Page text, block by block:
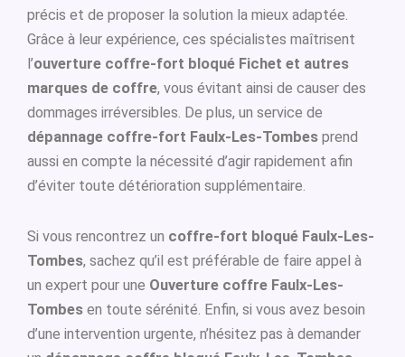
précis et de proposer la solution la mieux adaptée.
Grâce à leur expérience, ces spécialistes maîtrisent
l’ouverture coffre-fort bloqué Fichet et autres
marques de coffre, vous évitant ainsi de causer des
dommages irréversibles. De plus, un service de
dépannage coffre-fort Faulx-Les-Tombes prend
aussi en compte la nécessité d’agir rapidement afin
d’éviter toute détérioration supplémentaire.
Si vous rencontrez un coffre-fort bloqué Faulx-Les-
Tombes, sachez qu’il est préférable de faire appel à
un expert pour une Ouverture coffre Faulx-Les-
Tombes en toute sérénité. Enfin, si vous avez besoin
d’une intervention urgente, n’hésitez pas à demander